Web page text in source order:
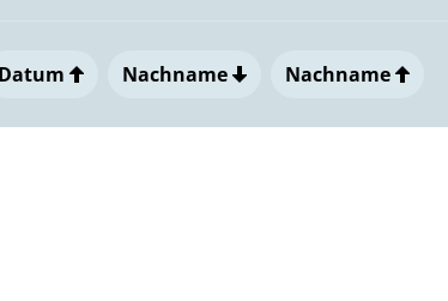
Datum Nachname Nachname